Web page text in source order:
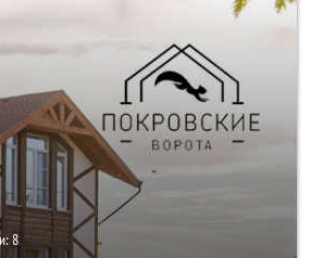
8